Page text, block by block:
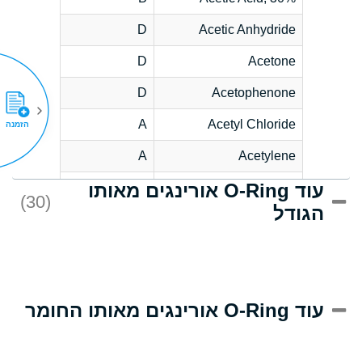
Acetic Anhydride
D
Acetone
D
Acetophenone
D
Acetyl Chloride
A
Acetylene
A
Acrlylonitrile
C
Adipic Acid
(Aqueous)
עוד O-Ring אורינגים מאותו
הגודל
(30)
עוד O-Ring אורינגים מאותו החומר
הזמנה